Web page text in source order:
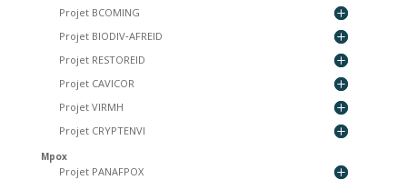
Projet BCOMING
Projet BIODIV‐AFREID
Projet RESTOREID
Projet CAVICOR
Projet VIRMH
Projet CRYPTENVI
Mpox
Projet PANAFPOX